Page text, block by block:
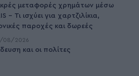
μεταφορές χρημάτων μέσω
– Τι ισχύει για χαρτζιλίκια,
παροχές και δωρεές
08/2026
και οι πολίτες